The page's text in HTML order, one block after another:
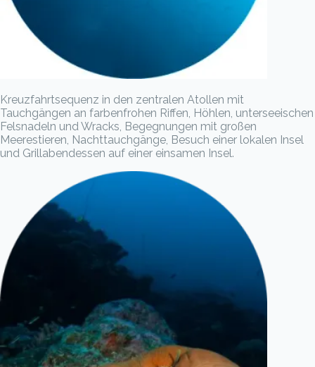
Kreuzfahrtsequenz in den zentralen Atollen mit
Tauchgängen an farbenfrohen Riffen, Höhlen, unterseeischen
Felsnadeln und Wracks, Begegnungen mit großen
Meerestieren, Nachttauchgänge, Besuch einer lokalen Insel
und Grillabendessen auf einer einsamen Insel.